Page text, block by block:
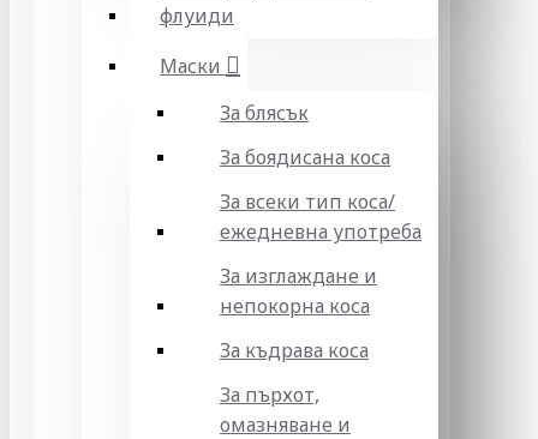
флуиди
Маски
За блясък
За боядисана коса
За всеки тип коса/
ежедневна употреба
За изглаждане и
непокорна коса
За къдрава коса
За пърхот,
омазняване и